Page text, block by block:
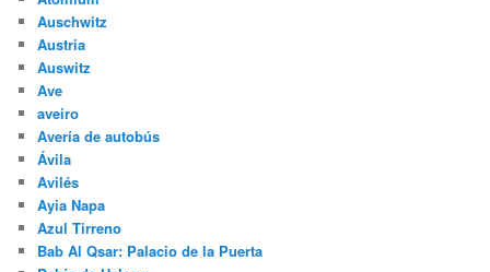
Auschwitz
Austria
Auswitz
Ave
aveiro
Avería de autobús
Ávila
Avilés
Ayia Napa
Azul Tirreno
Bab Al Qsar: Palacio de la Puerta